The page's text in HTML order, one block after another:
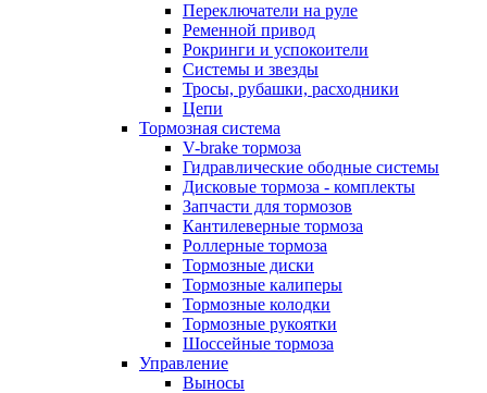
Переключатели на руле
Ременной привод
Рокринги и успокоители
Системы и звезды
Тросы, рубашки, расходники
Цепи
Тормозная система
V-brake тормоза
Гидравлические ободные системы
Дисковые тормоза - комплекты
Запчасти для тормозов
Кантилеверные тормоза
Роллерные тормоза
Тормозные диски
Тормозные калиперы
Тормозные колодки
Тормозные рукоятки
Шоссейные тормоза
Управление
Выносы